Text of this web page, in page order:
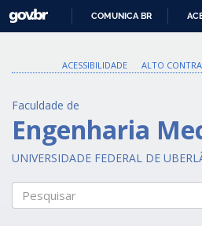
O
GOVBR
COMUNICA BR
ACESSIBILIDADE
ALTO
Faculdade de
Engenharia
UNIVERSIDADE FEDERAL DE